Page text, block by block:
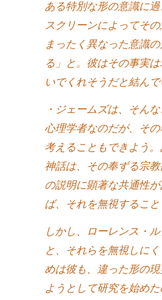
ある特別な形の意識に
スクリーンによってそ
まったく異なった意識
る」と。彼はその事実
いでくれそうだと結んで
・ジェームズは、そん
心理学者なのだが、そ
考えることもできよう
神話は、その奉ずる宗
の説明に顕著な共通性
ば、それを無視すること
しかし、ローレンス・
と、それらを無視しに
めは彼も、違った形の
ようとして研究を始め